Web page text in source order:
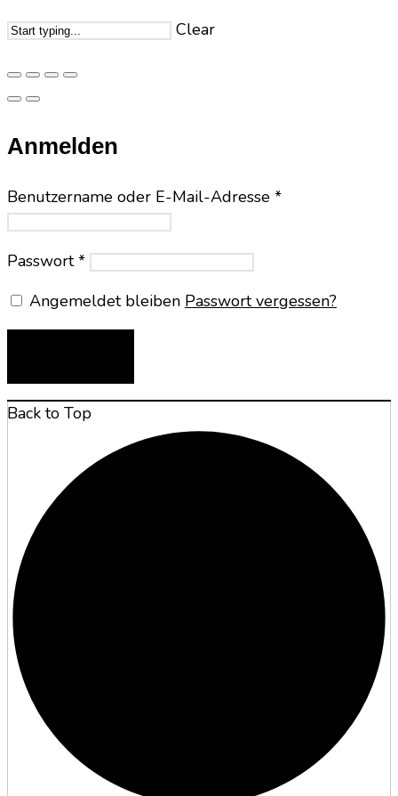
Clear
Anmelden
Benutzername oder E-Mail-Adresse *
Passwort*
Angemeldet bleiben Passwort vergessen?
Back to Top